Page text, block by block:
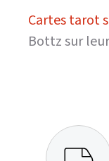
Cartes tarot
Bottz sur